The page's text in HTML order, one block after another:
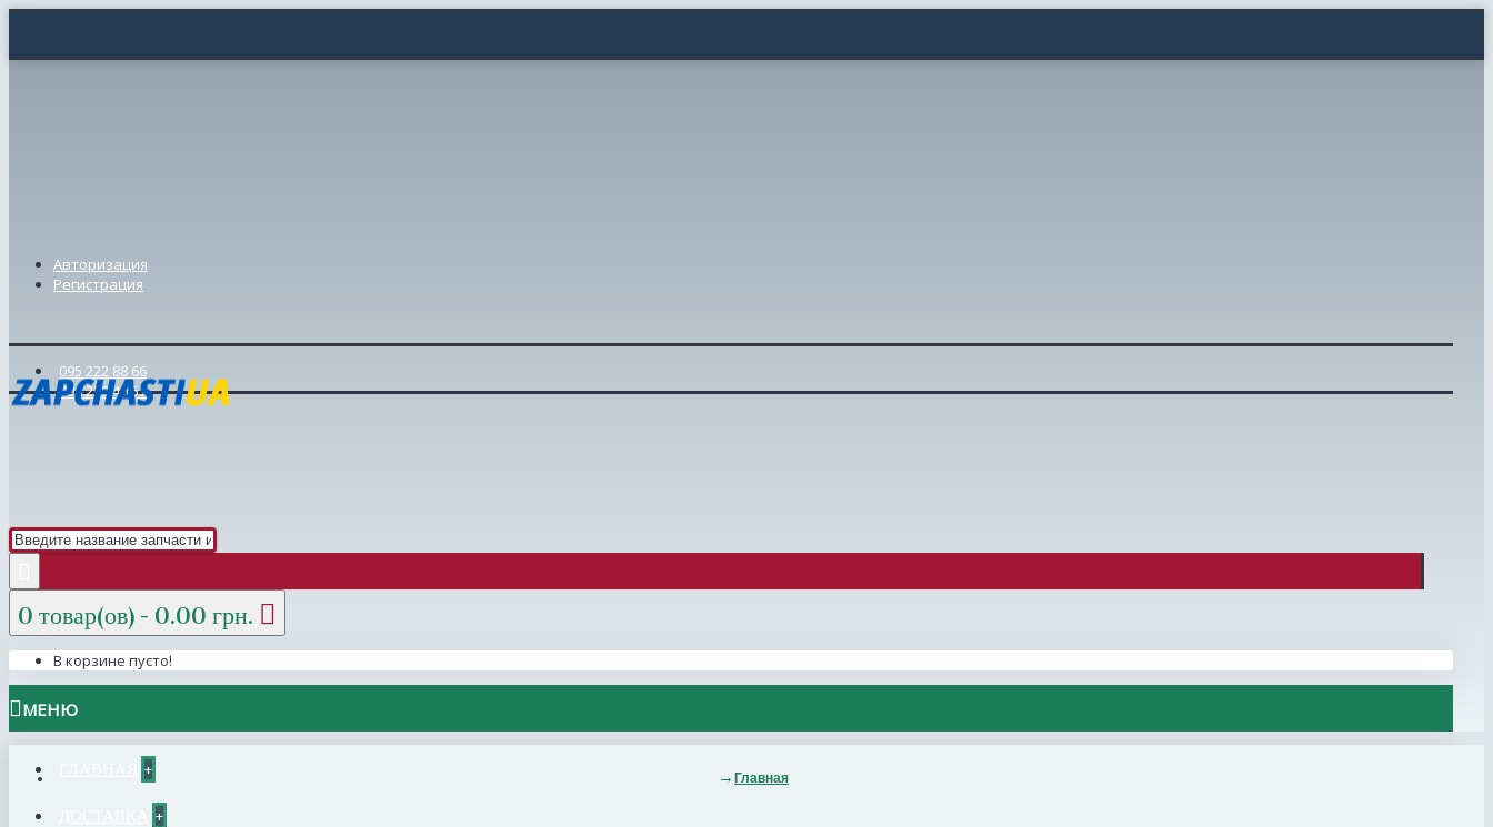
Авторизация
Регистрация
095 222 88 66
098 239 46 57
0 товар(ов) - 0.00 грн.
В корзине пусто!
МЕНЮ
+
+
Главная